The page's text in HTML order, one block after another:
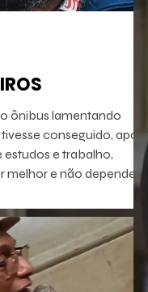
ônibus lamentando
conseguido, após
estudos e trabalho,
melhor e não depender
Mas vinha se
isso. Seu dia ia chegar.